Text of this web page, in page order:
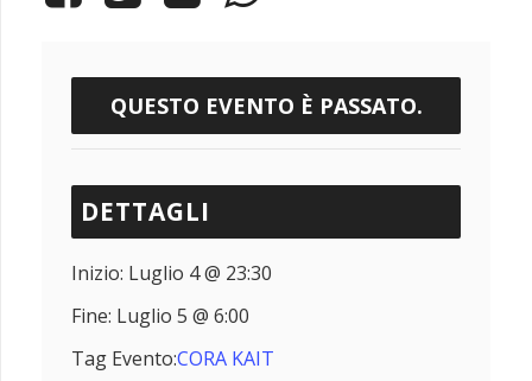
QUESTO EVENTO È PASSATO.
DETTAGLI
Inizio: Luglio 4 @ 23:30
Fine: Luglio 5 @ 6:00
Tag Evento:CORA KAIT